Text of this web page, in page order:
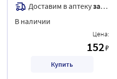
Доставим в аптекузавтра
В наличии
Цена:
152₽
Купить